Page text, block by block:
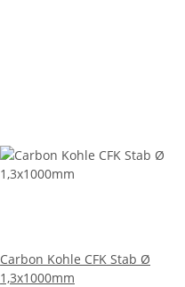
Carbon Kohle CFK Stab Ø
1,3x1000mm